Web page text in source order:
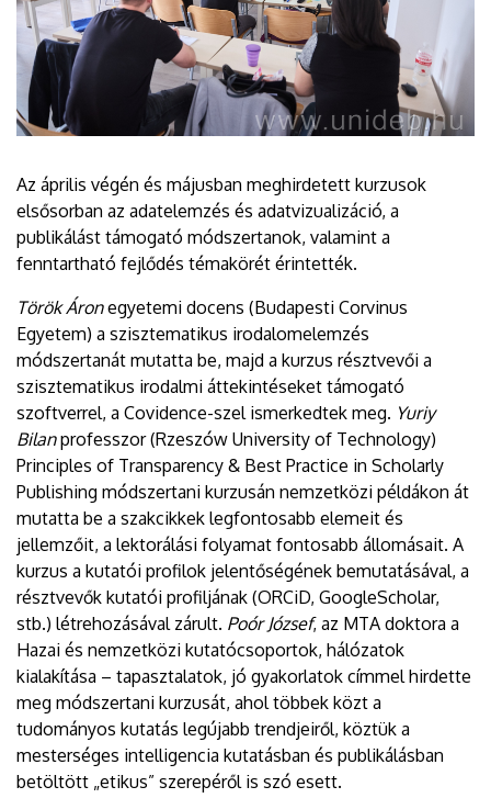
Az április végén és májusban meghirdetett kurzusok
elsősorban az adatelemzés és adatvizualizáció, a
publikálást támogató módszertanok, valamint a
fenntartható fejlődés témakörét érintették.
Török Áronegyetemi docens (Budapesti Corvinus
Egyetem) a szisztematikus irodalomelemzés
módszertanát mutatta be, majd a kurzus résztvevői a
szisztematikus irodalmi áttekintéseket támogató
szoftverrel, a Covidence-szel ismerkedtek meg. Yuriy
Bilanprofesszor (Rzeszów University of Technology)
Principles of Transparency & Best Practice in Scholarly
Publishing módszertani kurzusán nemzetközi példákon át
mutatta be a szakcikkek legfontosabb elemeit és
jellemzőit, a lektorálási folyamat fontosabb állomásait. A
kurzus a kutatói profilok jelentőségének bemutatásával, a
résztvevők kutatói profiljának (ORCiD, GoogleScholar,
stb.) létrehozásával zárult. Poór József, az MTA doktora a
Hazai és nemzetközi kutatócsoportok, hálózatok
kialakítása – tapasztalatok, jó gyakorlatok címmel hirdette
meg módszertani kurzusát, ahol többek közt a
tudományos kutatás legújabb trendjeiről, köztük a
mesterséges intelligencia kutatásban és publikálásban
betöltött „etikus” szerepéről is szó esett.